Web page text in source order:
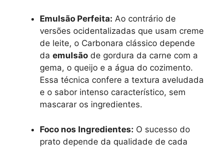
Emulsão Perfeita: Ao contrário de
versões ocidentalizadas que usam creme
de leite, o Carbonara clássico depende
da emulsão de gordura da carne com a
gema, o queijo e a água do cozimento.
Essa técnica confere a textura aveludada
e o sabor intenso característico, sem
mascarar os ingredientes.
Foco nos Ingredientes: O sucesso do
prato depende da qualidade de cada